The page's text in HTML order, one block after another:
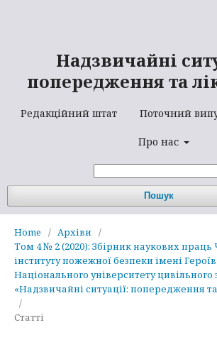
Надзвичайні
попередження та
Редакційний штат Поточний
Про нас
Пошук
Home / Архіви
/
Том 4 № 2 (2020): Збірник наукових праць
інституту пожежної безпеки імені
Національного університету цивільного
«Надзвичайні ситуації: попередження та
/
Статті